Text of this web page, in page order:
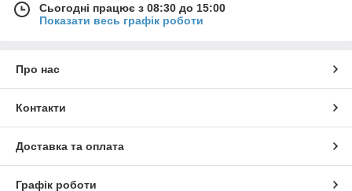
Сьогодні працює з 08:30 до 15:00
Показати весь графік роботи
Про нас
Контакти
Доставка та оплата
Графік роботи